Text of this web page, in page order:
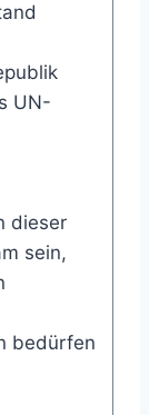
UN-
dieser
sein,
bedürfen